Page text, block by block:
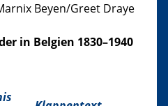
Beyen/Greet Draye
in Belgien 1830–1940